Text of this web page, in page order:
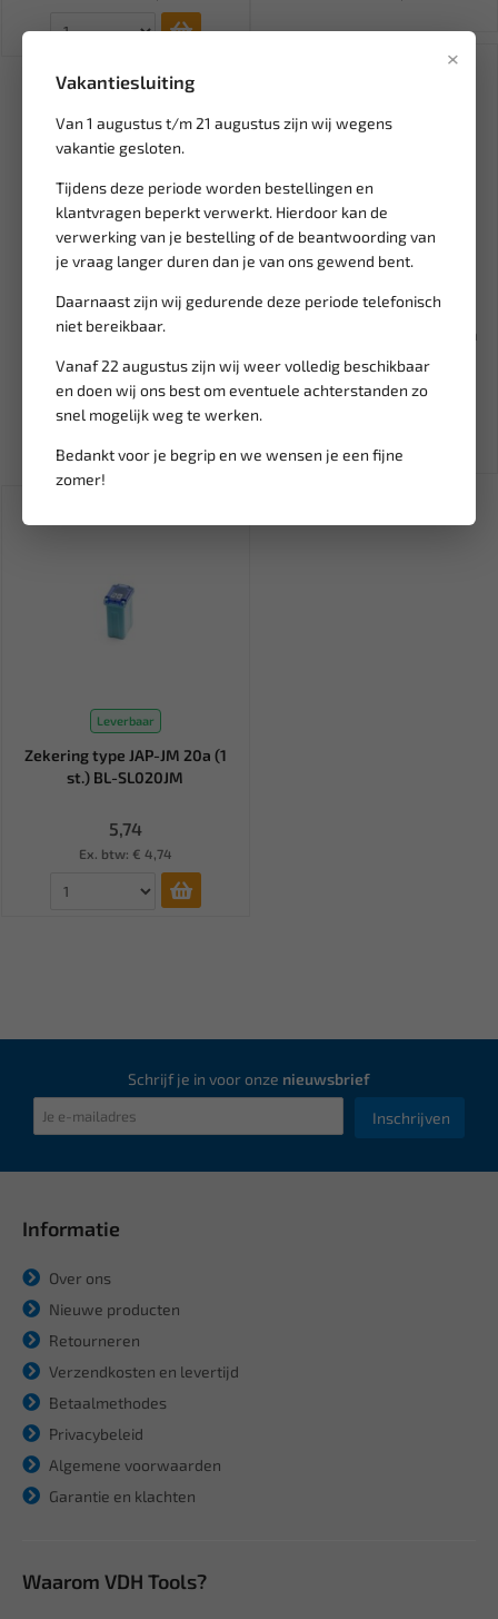
×
Vakantiesluiting
Van 1 augustus t/m 21 augustus zijn wij wegens
vakantie gesloten.
Tijdens deze periode worden bestellingen en
klantvragen beperkt verwerkt. Hierdoor kan de
verwerking van je bestelling of de beantwoording van
je vraag langer duren dan je van ons gewend bent.
Daarnaast zijn wij gedurende deze periode telefonisch
niet bereikbaar.
Vanaf 22 augustus zijn wij weer volledig beschikbaar
en doen wij ons best om eventuele achterstanden zo
snel mogelijk weg te werken.
Bedankt voor je begrip en we wensen je een fijne
zomer!
WEBER TOOLS Metalen
ophangwand inclusief haken
WT-...
36,24
Leverbaar
Zekering type JAP-JM 20a (1
st.) BL-SL020JM
5,74
Ex. btw: € 4,74
Schrijf je in voor onze nieuwsbrief
Inschrijven
Informatie
Over ons
Nieuwe producten
Retourneren
Verzendkosten en levertijd
Betaalmethodes
Privacybeleid
Algemene voorwaarden
Garantie en klachten
Waarom VDH Tools?